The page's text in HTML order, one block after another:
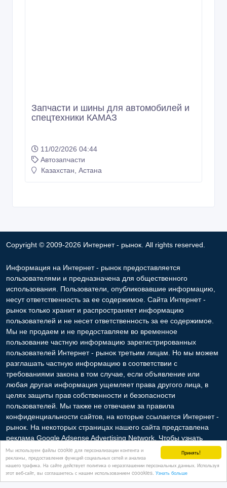
Принять!
Мы используем файлы cookie для персонализации контента и
рекламы, предоставления функций социальных сетей и анализа
нашего трафика. На сайте действует политика о неразглашении персональных данных. Используя
этот веб-сайт, вы соглашаетесь с нашим использованием coookies. Узнать больше
Запчасти и шины для автомобилей и
спецтехники КАМАЗ
Copyright © 2009-2026 Интернет - рынок. All rights reserved.
Информация на Интернет - рынок предоставляется
пользователями и предназначена для общественного
использования. Пользователи, опубликовавшие информацию,
несут ответственность за ее содержимое. Сайта Интернет -
рынок только хранит и распространяет информацию
пользователей и не несет ответственность за ее содержимое.
Мы не продаем и не предоставляем во временное
пользование частную информацию зарегистрированных
пользователей Интернет - рынок третьим лицам. Но мы можем
разглашать частную информацию в соответствии с
требованиями закона в том случае, если объявление или
любая другая информация ущемляет права другого лица, в
целях защиты прав собственности и безопасности
пользователей. Мы также не отвечаем за правила
конфиденциальности сайтов, на которые ссылается Интернет -
рынок. На некоторых страницах нашего сайта представлена
реклама Google Adsense Advertising Network. Чтобы узнать